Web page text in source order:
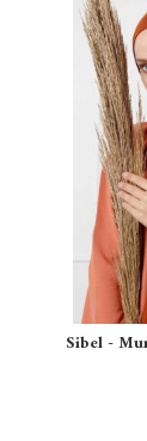
Sibel -